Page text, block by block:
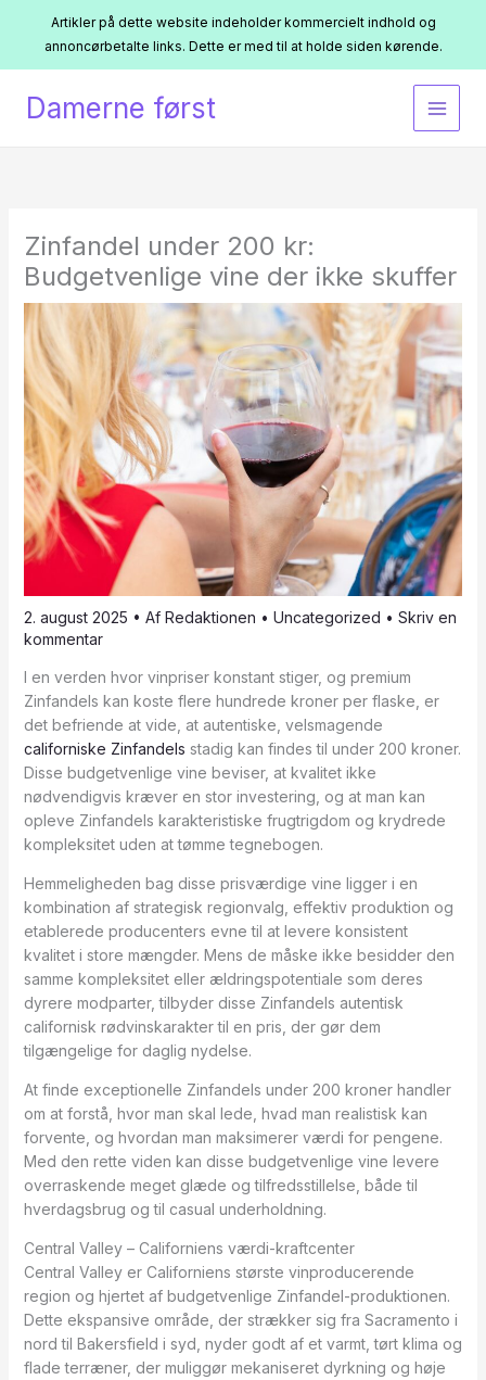
Artikler på dette website indeholder kommercielt indhold og
annoncørbetalte links. Dette er med til at holde siden kørende.
Damerne først
Zinfandel under 200 kr:
Budgetvenlige vine der ikke skuffer
2. august 2025 • Af Redaktionen • Uncategorized • Skriv en
kommentar
I en verden hvor vinpriser konstant stiger, og premium
Zinfandels kan koste flere hundrede kroner per flaske, er
det befriende at vide, at autentiske, velsmagende
californiske Zinfandels stadig kan findes til under 200 kroner.
Disse budgetvenlige vine beviser, at kvalitet ikke
nødvendigvis kræver en stor investering, og at man kan
opleve Zinfandels karakteristiske frugtrigdom og krydrede
kompleksitet uden at tømme tegnebogen.
Hemmeligheden bag disse prisværdige vine ligger i en
kombination af strategisk regionvalg, effektiv produktion og
etablerede producenters evne til at levere konsistent
kvalitet i store mængder. Mens de måske ikke besidder den
samme kompleksitet eller ældringspotentiale som deres
dyrere modparter, tilbyder disse Zinfandels autentisk
californisk rødvinskarakter til en pris, der gør dem
tilgængelige for daglig nydelse.
At finde exceptionelle Zinfandels under 200 kroner handler
om at forstå, hvor man skal lede, hvad man realistisk kan
forvente, og hvordan man maksimerer værdi for pengene.
Med den rette viden kan disse budgetvenlige vine levere
overraskende meget glæde og tilfredsstillelse, både til
hverdagsbrug og til casual underholdning.
Central Valley – Californiens værdi-kraftcenter
Central Valley er Californiens største vinproducerende
region og hjertet af budgetvenlige Zinfandel-produktionen.
Dette ekspansive område, der strækker sig fra Sacramento i
nord til Bakersfield i syd, nyder godt af et varmt, tørt klima og
flade terræner, der muliggør mekaniseret dyrkning og høje